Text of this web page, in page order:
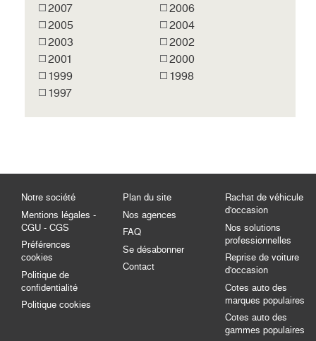
2007
2006
2005
2004
2003
2002
2001
2000
1999
1998
1997
Notre société
Mentions légales -
CGU - CGS
Préférences
cookies
Politique de
confidentialité
Politique cookies
Plan du site
Nos agences
FAQ
Se désabonner
Contact
Rachat de véhicule
d'occasion
Nos solutions
professionnelles
Reprise de voiture
d'occasion
Cotes auto des
marques populaires
Cotes auto des
gammes populaires